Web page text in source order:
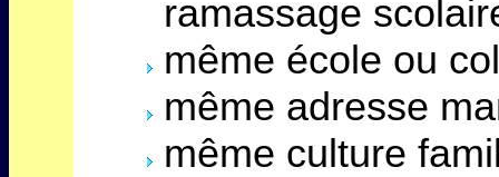
ramassage
même école ou
même adresse
même culture